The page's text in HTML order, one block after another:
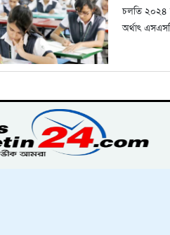
চলতি ২০২৪
অর্থাৎ